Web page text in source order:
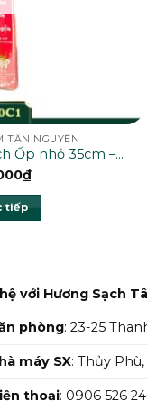
TÂN NGUYÊN
Ốp nhỏ 35cm –
₫
tiếp
với Hương Sạch
phòng: 23-25
máy SX: Thủy
thoại: 0906 526